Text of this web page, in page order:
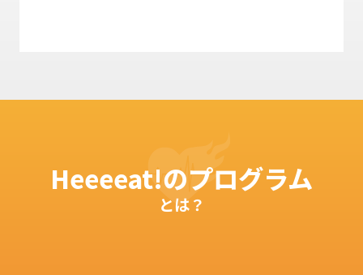
お知らせ
アクセス
Access
Heeeeat!のプログラム
とは？